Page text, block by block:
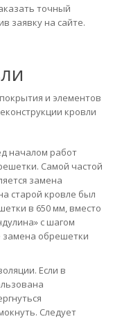
точный
заявку на сайте.
и элементов
кровли
началом работ
Самой частой
замена
старой кровле был
в 650 мм, вместо
с шагом
замена обрешетки
Если в
Следует